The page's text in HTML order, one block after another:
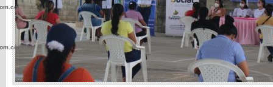
wp-
wp-